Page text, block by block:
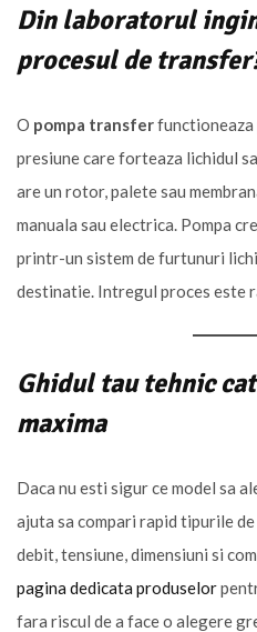
Din laboratorul
procesul de
O pompa transferfunctioneaza
presiune care forteaza lichidul
are un rotor, palete sau
manuala sau electrica. Pompa
printr-un sistem de furtunuri
destinatie. Intregul proces este
Ghidul tau tehnic
maxima
Daca nu esti sigur ce model sa
ajuta sa compari rapid tipurile de
debit, tensiune, dimensiuni si
pagina dedicata produselor
fara riscul de a face o alegere